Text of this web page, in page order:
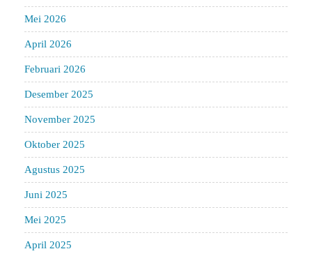
Mei 2026
April 2026
Februari 2026
Desember 2025
November 2025
Oktober 2025
Agustus 2025
Juni 2025
Mei 2025
April 2025